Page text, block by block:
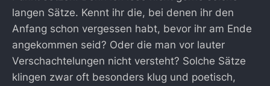
langen Sätze. Kennt ihr die, bei denen ihr den
Anfang schon vergessen habt, bevor ihr am Ende
angekommen seid? Oder die man vor lauter
Verschachtelungen nicht versteht? Solche Sätze
klingen zwar oft besonders klug und poetisch,